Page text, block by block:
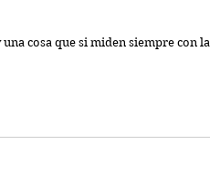
cosa que si miden siempre con